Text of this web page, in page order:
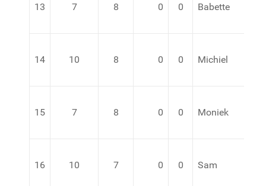
13 7 8 0 0 Babette
14 10 8 0 0 Michiel
15 7 8 0 0 Moniek
16 10 7 0 0 Sam